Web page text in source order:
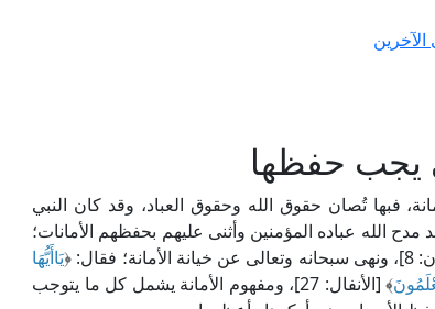
يجب حفظها
فبها تُصان حقوق الله وحقوق العباد، وقد كان النبي
الله عباده المؤمنين وأثنى عليهم بحفظهم الأمانات؛
فقال: ﴿
يَاأَيُّهَا
﴾ [الأنفال: 27]، ومفهوم الأمانة يشمل كل ما يتوجب